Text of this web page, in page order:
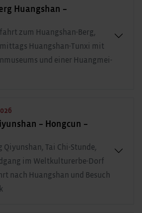
Huangshan –
zum Huangshan-Berg,
Huangshan-Tunxi mit
und einer Huangmei-
– Hongcun –
Qiyunshan, Tai Chi-Stunde,
im Weltkulturerbe-Dorf
nach Huangshan und Besuch